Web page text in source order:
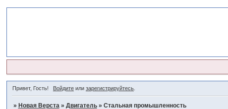
Привет, Гость! Войдитеили зарегистрируйтесь.
» Новая Верста » Двигатель » Стальная промышленность